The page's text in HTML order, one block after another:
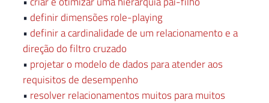
• definir dimensões role-playing
• definir a cardinalidade de um relacionamento e a
direção do filtro cruzado
• projetar o modelo de dados para atender aos
requisitos de desempenho
• resolver relacionamentos muitos para muitos